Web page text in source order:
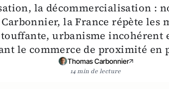
la décommercialisation :
la France répète les
urbanisme incohérent
le commerce de proximité en
Thomas Carbonnier
14 min de lecture